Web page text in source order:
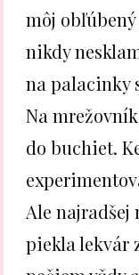
môj
nikdy
na palacinky
Na
do buchiet.
Ale najradšej
piekla lekvár